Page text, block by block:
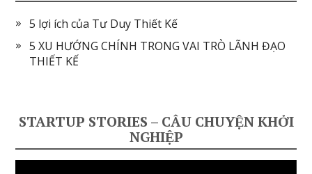
5 lợi ích của Tư Duy Thiết Kế
5 XU HƯỚNG CHÍNH TRONG VAI TRÒ LÃNH ĐẠO
THIẾT KẾ
STARTUP STORIES – CÂU CHUYỆN KHỞI
NGHIỆP